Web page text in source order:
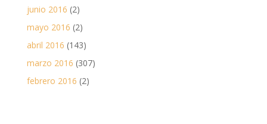
junio 2016 (2)
mayo 2016 (2)
abril 2016 (143)
marzo 2016 (307)
febrero 2016 (2)